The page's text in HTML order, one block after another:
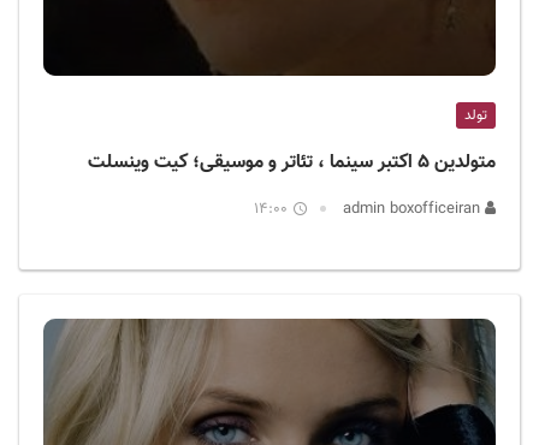
تولد
متولدین ۵ اکتبر سینما ، تئاتر و موسیقی؛ کیت وینسلت
14:00